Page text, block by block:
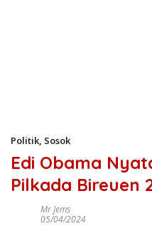
Politik, Sosok
Edi Obama
Pilkada Bireuen
Mr Jems
05/04/2024